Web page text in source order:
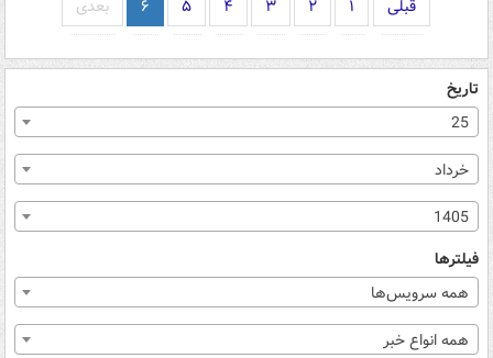
قبلی ۱ ۲ ۳ ۴ ۵ ۶ بعدی
تاریخ
25
خرداد
1405
فیلترها
همه سرویس‌ها
همه انواع خبر